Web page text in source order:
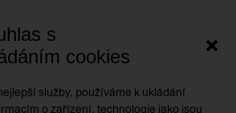
s
cookies
služby, používáme k ukládání
o zařízení, technologie jako jsou